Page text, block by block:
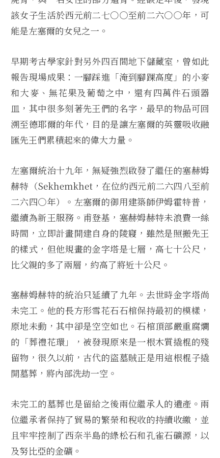
該女子生活於西元前二七○○至前二六○○年，可
能是左塞爾的女兒之一。
早期考古學家針對另外四百間地下儲藏室，曾如此
報告現場成果：一腳踩進「淹到腳踝高度」的小麥
和大麥、無花果及葡萄之中，還有四萬件石頭器
皿，其中很多刻著先王們的名字，最早的物品可回
溯至德耶爾的年代，目的是讓左塞爾的英靈吸收融
匯先王們累積起來的偉大力量。
左塞爾統治十九年，無疑強烈啟發了繼任的塞赫姆
赫特（Sekhemkhet，在位約西元前二六四八至前
二六四○年）。左塞爾的御用建築師伊姆霍特普，
繼續為新王服務。甫登基，塞赫姆赫特未浪費一絲
時間，立即計畫開建自身的陵寢，雖然是照搬先王
的樣式，但他規畫的金字塔是七層，高七十公尺，
比父親的多了兩層，約高了將近十公尺。
塞赫姆赫特的統治只延續了九年。去世時金字塔尚
未完工。他的長方形雪花石石棺保持最初的模樣，
原地未動，其中卻是空空如也。石棺頂部嚴重腐爛
的「葬禮花環」，被發現原來是一根木質撬棍的殘
留物，很久以前，古代的盜墓賊正是用這根棍子撬
開墓葬，將內部洗劫一空。
未完工的墓葬也是留給之後兩位繼承人的遺產。兩
位繼承者保持了貿易的繁榮和稅收的持續收繳，並
且牢牢控制了西奈半島的綠松石和孔雀石礦源，以
及努比亞的金礦。